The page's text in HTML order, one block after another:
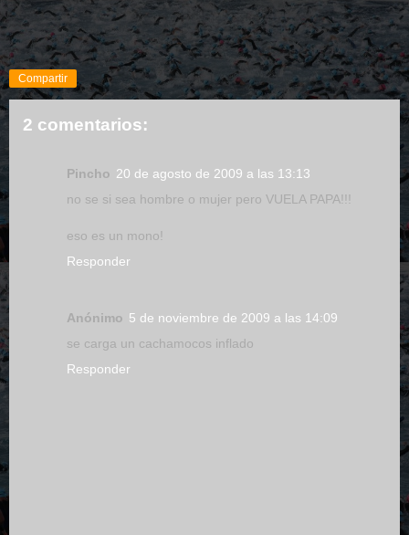
Compartir
2 comentarios:
Pincho 20 de agosto de 2009 a las 13:13
no se si sea hombre o mujer pero VUELA PAPA!!!
eso es un mono!
Responder
Anónimo 5 de noviembre de 2009 a las 14:09
se carga un cachamocos inflado
Responder